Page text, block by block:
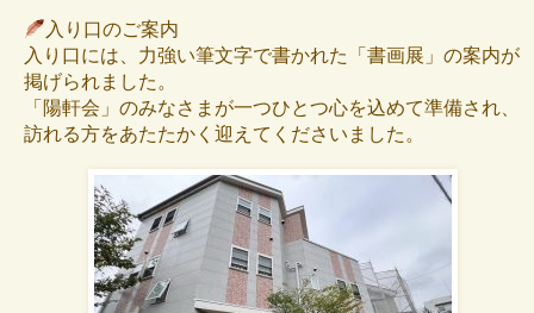
入り口のご案内
入り口には、力強い筆文字で書かれた「書画展」の案内が
掲げられました。
「陽軒会」のみなさまが一つひとつ心を込めて準備され、
訪れる方をあたたかく迎えてくださいました。